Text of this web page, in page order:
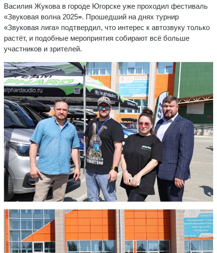
Василия Жукова в городе Югорске уже проходил фестиваль
«Звуковая волна 2025». Прошедший на днях турнир
«Звуковая лига» подтвердил, что интерес к автозвуку только
растёт, и подобные мероприятия собирают всё больше
участников и зрителей.